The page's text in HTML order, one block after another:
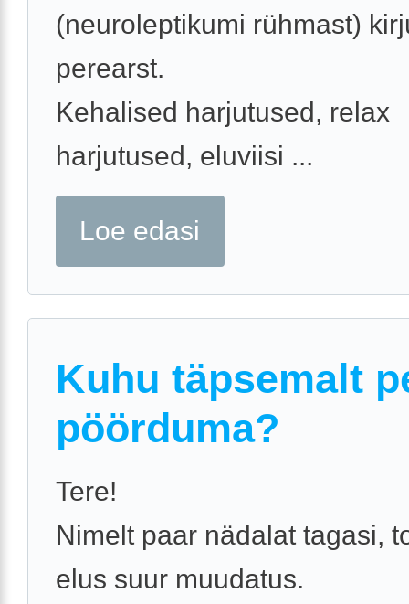
(neuroleptikumi rühmast)
perearst.
Kehalised harjutused, relax
harjutused, eluviisi ...
Loe edasi
Kuhu täpsemalt
pöörduma?
Tere!
Nimelt paar nädalat tagasi,
elus suur muudatus.